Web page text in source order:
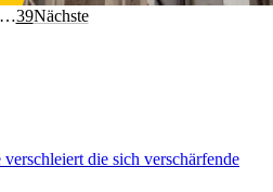
39Nächste
die sich verschärfende